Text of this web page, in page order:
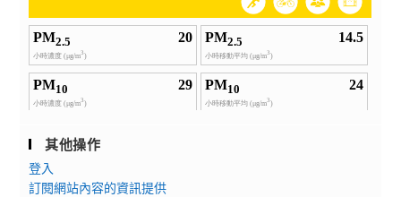
其他操作
登入
訂閱網站內容的資訊提供